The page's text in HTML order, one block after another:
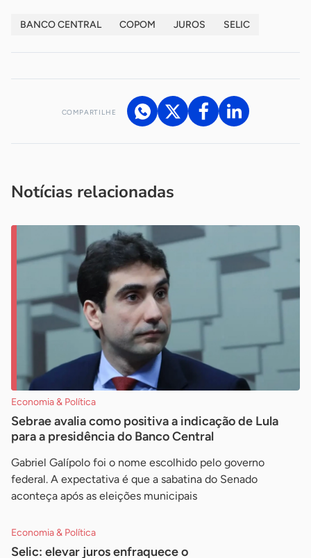
BANCO CENTRAL COPOM JUROS SELIC
COMPARTILHE
Notícias relacionadas
Economia & Política
Sebrae avalia como positiva a indicação de Lula
para a presidência do Banco Central
Gabriel Galípolo foi o nome escolhido pelo governo
federal. A expectativa é que a sabatina do Senado
aconteça após as eleições municipais
Economia & Política
Selic: elevar juros enfraquece o